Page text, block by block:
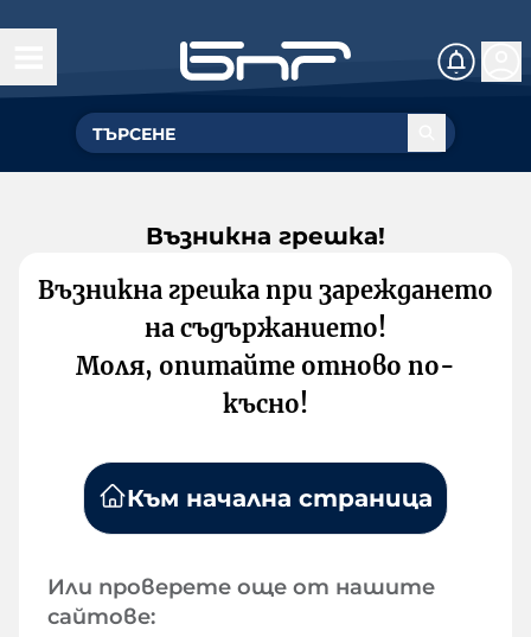
Възникна грешка!
Възникна грешка при зареждането
на съдържанието!
Моля, опитайте отново по-
късно!
Към начална страница
Или проверете още от нашите
сайтове: